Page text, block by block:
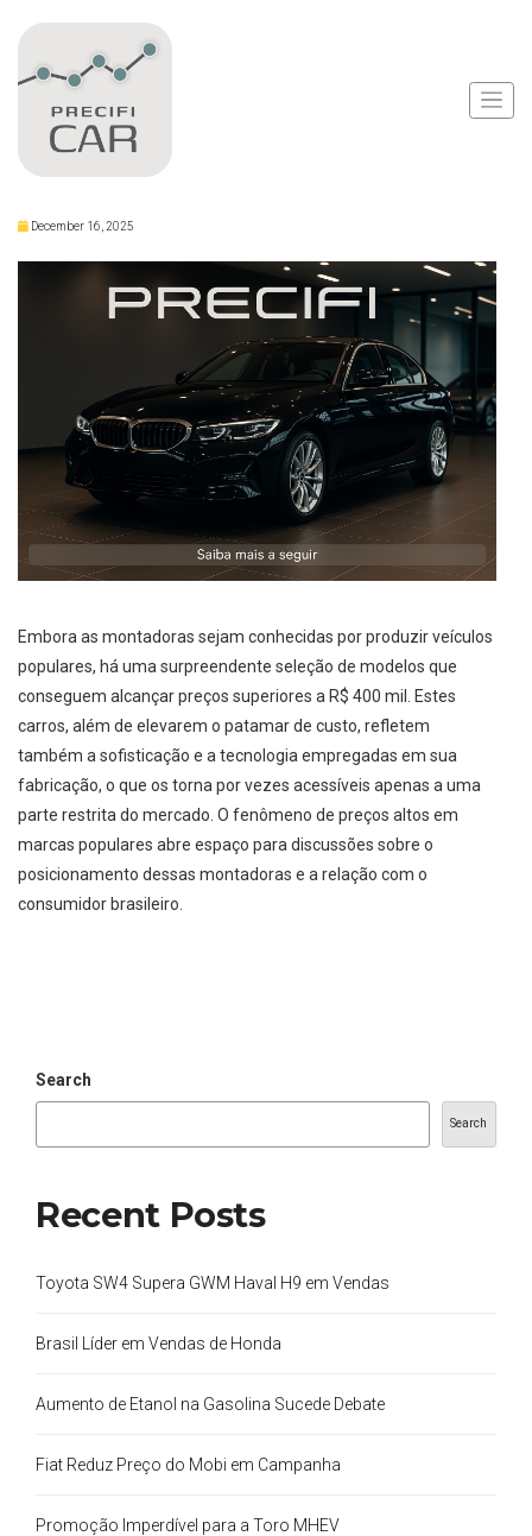
Carros Populares que
Ultrapassam R$ 400 Mil
December 16, 2025
Embora as montadoras sejam conhecidas por produzir veículos
populares, há uma surpreendente seleção de modelos que
conseguem alcançar preços superiores a R$ 400 mil. Estes
carros, além de elevarem o patamar de custo, refletem
também a sofisticação e a tecnologia empregadas em sua
fabricação, o que os torna por vezes acessíveis apenas a uma
parte restrita do mercado. O fenômeno de preços altos em
marcas populares abre espaço para discussões sobre o
posicionamento dessas montadoras e a relação com o
consumidor brasileiro.
Search
Search
Recent Posts
Toyota SW4 Supera GWM Haval H9 em Vendas
Brasil Líder em Vendas de Honda
Aumento de Etanol na Gasolina Sucede Debate
Fiat Reduz Preço do Mobi em Campanha
Promoção Imperdível para a Toro MHEV